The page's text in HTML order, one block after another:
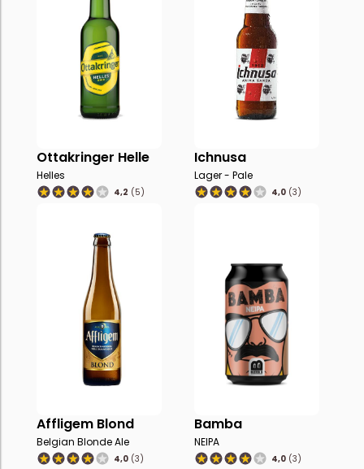
Ottakringer Helle
Helles
4,2 (5)
Ichnusa
Lager - Pale
4,0 (3)
Affligem Blond
Belgian Blonde Ale
4,0 (3)
Bamba
NEIPA
4,0 (3)